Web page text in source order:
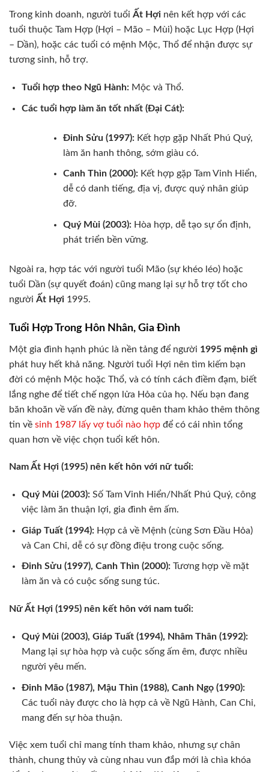
Trong kinh doanh, người tuổi Ất Hợi nên kết hợp với các
tuổi thuộc Tam Hợp (Hợi – Mão – Mùi) hoặc Lục Hợp (Hợi
– Dần), hoặc các tuổi có mệnh Mộc, Thổ để nhận được sự
tương sinh, hỗ trợ.
Tuổi hợp theo Ngũ Hành:Mộc và Thổ.
Các tuổi hợp làm ăn tốt nhất (Đại Cát):
Đinh Sửu (1997):Kết hợp gặp Nhất Phú Quý,
làm ăn hanh thông, sớm giàu có.
Canh Thìn (2000):Kết hợp gặp Tam Vinh Hiển,
dễ có danh tiếng, địa vị, được quý nhân giúp
đỡ.
Quý Mùi (2003):Hòa hợp, dễ tạo sự ổn định,
phát triển bền vững.
Ngoài ra, hợp tác với người tuổi Mão (sự khéo léo) hoặc
tuổi Dần (sự quyết đoán) cũng mang lại sự hỗ trợ tốt cho
người Ất Hợi 1995.
Tuổi Hợp Trong Hôn Nhân, Gia Đình
Một gia đình hạnh phúc là nền tảng để người 1995 mệnh gì
phát huy hết khả năng. Người tuổi Hợi nên tìm kiếm bạn
đời có mệnh Mộc hoặc Thổ, và có tính cách điềm đạm, biết
lắng nghe để tiết chế ngọn lửa Hỏa của họ. Nếu bạn đang
băn khoăn về vấn đề này, đừng quên tham khảo thêm thông
tin về sinh 1987 lấy vợ tuổi nào hợp để có cái nhìn tổng
quan hơn về việc chọn tuổi kết hôn.
Nam Ất Hợi (1995) nên kết hôn với nữ tuổi:
Quý Mùi (2003):Số Tam Vinh Hiển/Nhất Phú Quý, công
việc làm ăn thuận lợi, gia đình êm ấm.
Giáp Tuất (1994):Hợp cả về Mệnh (cùng Sơn Đầu Hỏa)
và Can Chi, dễ có sự đồng điệu trong cuộc sống.
Đinh Sửu (1997), Canh Thìn (2000):Tương hợp về mặt
làm ăn và có cuộc sống sung túc.
Nữ Ất Hợi (1995) nên kết hôn với nam tuổi:
Quý Mùi (2003), Giáp Tuất (1994), Nhâm Thân (1992):
Mang lại sự hòa hợp và cuộc sống ấm êm, được nhiều
người yêu mến.
Đinh Mão (1987), Mậu Thìn (1988), Canh Ngọ (1990):
Các tuổi này được cho là hợp cả về Ngũ Hành, Can Chi,
mang đến sự hòa thuận.
Việc xem tuổi chỉ mang tính tham khảo, nhưng sự chân
thành, chung thủy và cùng nhau vun đắp mới là chìa khóa